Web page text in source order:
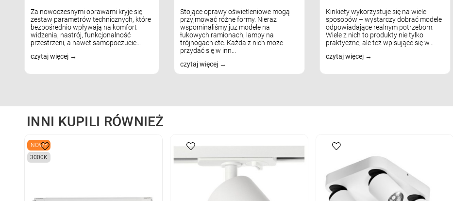
Za nowoczesnymi oprawami kryje się
zestaw parametrów technicznych, które
bezpośrednio wpływają na komfort
widzenia, nastrój, funkcjonalność
przestrzeni, a nawet samopoczucie...
czytaj więcej
Stojące oprawy oświetleniowe mogą
przyjmować różne formy. Nieraz
wspominaliśmy już modele na
łukowych ramionach, lampy na
trójnogach etc. Każda z nich może
przydać się w inn...
czytaj więcej
Kinkiety wykorzystuje się na wiele
sposobów – wystarczy dobrać modele
odpowiadające realnym potrzebom.
Wiele z nich to produkty nie tylko
praktyczne, ale też wpisujące się w...
czytaj więcej
INNI KUPILI RÓWNIEŻ
NOWY
3000K